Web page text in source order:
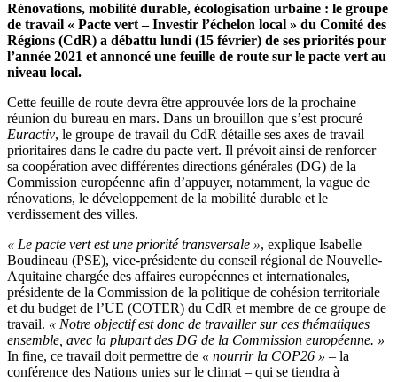
Rénovations, mobilité durable, écologisation urbaine : le groupe
de travail « Pacte vert – Investir l’échelon local » du Comité des
Régions (CdR) a débattu lundi (15 février) de ses priorités pour
l’année 2021 et annoncé une feuille de route sur le pacte vert au
niveau local.
Cette feuille de route devra être approuvée lors de la prochaine
réunion du bureau en mars. Dans un brouillon que s’est procuré
Euractiv, le groupe de travail du CdR détaille ses axes de travail
prioritaires dans le cadre du pacte vert. Il prévoit ainsi de renforcer
sa coopération avec différentes directions générales (DG) de la
Commission européenne afin d’appuyer, notamment, la vague de
rénovations, le développement de la mobilité durable et le
verdissement des villes.
« Le pacte vert est une priorité transversale », explique Isabelle
Boudineau (PSE), vice-présidente du conseil régional de Nouvelle-
Aquitaine chargée des affaires européennes et internationales,
présidente de la Commission de la politique de cohésion territoriale
et du budget de l’UE (COTER) du CdR et membre de ce groupe de
travail. « Notre objectif est donc de travailler sur ces thématiques
ensemble, avec la plupart des DG de la Commission européenne. »
In fine, ce travail doit permettre de « nourrir la COP26 » – la
conférence des Nations unies sur le climat – qui se tiendra à